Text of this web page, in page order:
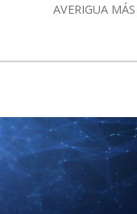
AVERIGUA MÁS